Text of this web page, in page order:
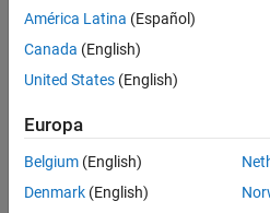
Quality Engineering
Technical Writing
Web Applications and Services
es
keine
offenen
Stellen,
Ihren
Suchkriterien
entsprechen.
América Latina (Español)
Canada (English)
United States (English)
Europa
Belgium (English)
Denmark (English)